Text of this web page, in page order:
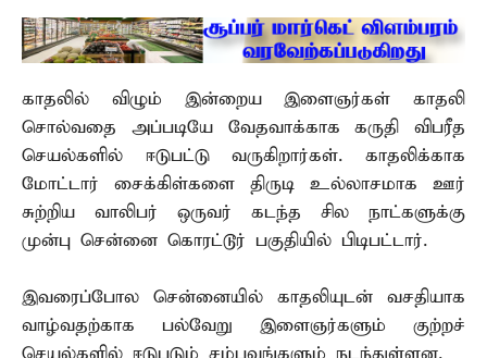
காதலில் விழும் இன்றைய இளைஞர்கள் காதலி
சொல்வதை அப்படியே வேதவாக்காக கருதி விபரீத
செயல்களில் ஈடுபட்டு வருகிறார்கள். காதலிக்காக
மோட்டார் சைக்கிள்களை திருடி உல்லாசமாக ஊர்
சுற்றிய வாலிபர் ஒருவர் கடந்த சில நாட்களுக்கு
முன்பு சென்னை கொரட்டூர் பகுதியில் பிடிபட்டார்.
இவரைப்போல சென்னையில் காதலியுடன் வசதியாக
வாழ்வதற்காக பல்வேறு இளைஞர்களும் குற்றச்